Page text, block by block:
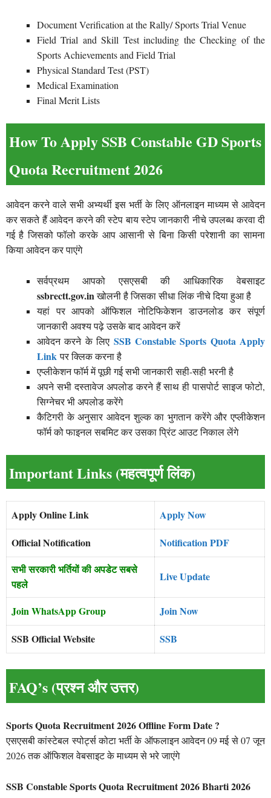
Document Verification at the Rally/ Sports Trial Venue
Field Trial and Skill Test including the Checking of the
Sports Achievements and Field Trial
Physical Standard Test (PST)
Medical Examination
Final Merit Lists
How To Apply SSB Constable GD Sports
Quota Recruitment 2026
आवेदन करने वाले सभी अभ्यर्थी इस भर्ती के लिए ऑनलाइन माध्यम से आवेदन
कर सकते हैं आवेदन करने की स्टेप बाय स्टेप जानकारी नीचे उपलब्ध करवा दी
गई है जिसको फॉलो करके आप आसानी से बिना किसी परेशानी का सामना
किया आवेदन कर पाएंगे
सर्वप्रथम आपको एसएसबी की आधिकारिक वेबसाइट
ssbrectt.gov.inखोलनी है जिसका सीधा लिंक नीचे दिया हुआ है
यहां पर आपको ऑफिशल नोटिफिकेशन डाउनलोड कर संपूर्ण
जानकारी अवश्य पढ़े उसके बाद आवेदन करें
आवेदन करने के लिए SSB Constable Sports Quota Apply
Link पर क्लिक करना है
एप्लीकेशन फॉर्म में पूछी गई सभी जानकारी सही-सही भरनी है
अपने सभी दस्तावेज अपलोड करने हैं साथ ही पासपोर्ट साइज फोटो,
सिग्नेचर भी अपलोड करेंगे
कैटिगरी के अनुसार आवेदन शुल्क का भुगतान करेंगे और एप्लीकेशन
फॉर्म को फाइनल सबमिट कर उसका प्रिंट आउट निकाल लेंगे
Important Links (महत्वपूर्ण लिंक)
Apply Online Link
Apply Now
Official Notification
Notification PDF
सभी सरकारी भर्तियों की अपडेट सबसे
पहले
Live Update
Join WhatsApp Group
Join Now
SSB Official Website
SSB
FAQ’s (प्रश्न और उत्तर)
Sports Quota Recruitment 2026 Offline Form Date ?
एसएसबी कांस्टेबल स्पोर्ट्स कोटा भर्ती के ऑफलाइन आवेदन 09 मई से 07 जून
2026 तक ऑफिशल वेबसाइट के माध्यम से भरे जाएंगे
SSB Constable Sports Quota Recruitment 2026 Bharti 2026